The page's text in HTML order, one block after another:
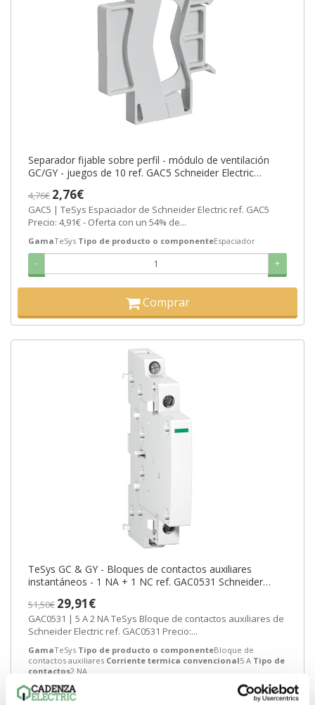
Separador fijable sobre perfil - módulo de ventilación
GC/GY - juegos de 10 ref. GAC5 Schneider Electric
4,76€ 2,76€
GAC5 | TeSys Espaciador de Schneider Electric ref. GAC5
Precio: 4,91€ - Oferta con un 54% de...
GamaTeSys Tipo de producto o componenteEspaciador
- +
Comprar
TeSys GC & GY - Bloques de contactos auxiliares
instantáneos - 1 NA + 1 NC ref. GAC0531 Schneider
51,50€ 29,91€
GAC0531 | 5 A 2 NA TeSys Bloque de contactos auxiliares de
Schneider Electric ref. GAC0531 Precio:...
GamaTeSys Tipo de producto o componenteBloque de
contactos auxiliares Corriente termica convencional5 A Tipo de
contactos2 NA
- +